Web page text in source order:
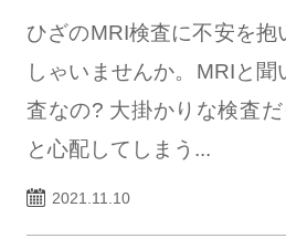
ひざのMRI検査に不安を抱
しゃいませんか。MRIと
査なの? 大掛かりな検査
と心配してしまう...
2021.11.10